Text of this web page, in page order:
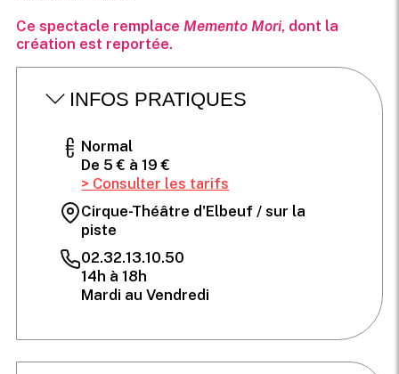
Ce spectacle remplace Memento Mori, dont la
création est reportée.
INFOS PRATIQUES
Normal
De 5 € à 19 €
> Consulter les tarifs
Cirque-Théâtre d'Elbeuf / sur la
piste
02.32.13.10.50
14h à 18h
Mardi au Vendredi